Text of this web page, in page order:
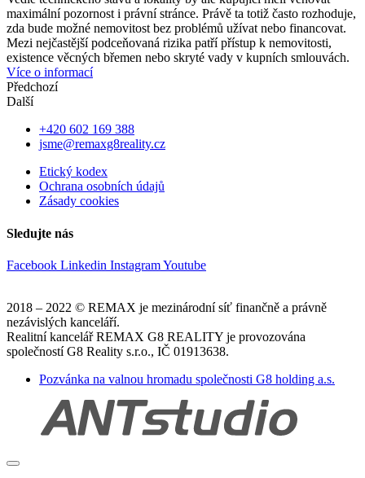
maximální pozornost i právní stránce. Právě ta totiž často rozhoduje,
zda bude možné nemovitost bez problémů užívat nebo financovat.
Mezi nejčastější podceňovaná rizika patří přístup k nemovitosti,
existence věcných břemen nebo skryté vady v kupních smlouvách.
Více o informací
Předchozí
Další
+420 602 169 388
jsme@remaxg8reality.cz
Etický kodex
Ochrana osobních údajů
Zásady cookies
Sledujte nás
Facebook Linkedin InstagramYoutube
2018 – 2022 © REMAX je mezinárodní síť finančně a právně
nezávislých kanceláří.
Realitní kancelář REMAX G8 REALITY je provozována
společností G8 Reality s.r.o., IČ 01913638.
Pozvánka na valnou hromadu společnosti G8 holding a.s.